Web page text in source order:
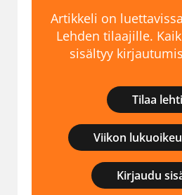
Artikkeli on
Lehden tilaajille.
sisältyy
Tilaa lehti
Viikon
Kirjaudu